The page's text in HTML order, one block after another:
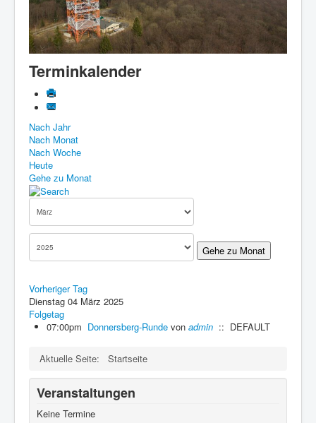
Historie
Know-How
Impressum
Downloads
Terminkalender
Nach Jahr
Nach Monat
Nach Woche
Heute
Gehe zu Monat
Gehe zu Monat
Vorheriger Tag
Dienstag 04 März 2025
Folgetag
07:00pm Donnersberg-Runde von admin :: DEFAULT
Aktuelle Seite: Startseite
Veranstaltungen
Keine Termine